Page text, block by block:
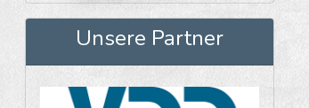
Unsere Partner